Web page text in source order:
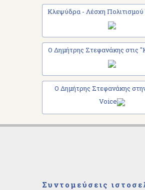
Κλεψύδρα - Λέσχη
Ο Δημήτρης Στεφανάκης στις
Ο Δημήτρης Στεφανάκης
Voice
Συντομεύσεις